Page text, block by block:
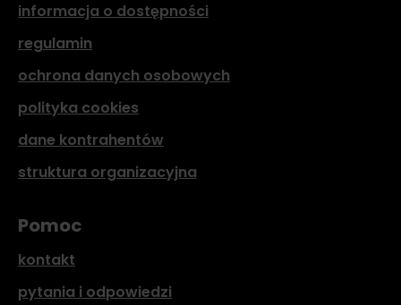
informacja o dostępności
regulamin
ochrona danych osobowych
polityka cookies
dane kontrahentów
struktura organizacyjna
Pomoc
kontakt
pytania i odpowiedzi